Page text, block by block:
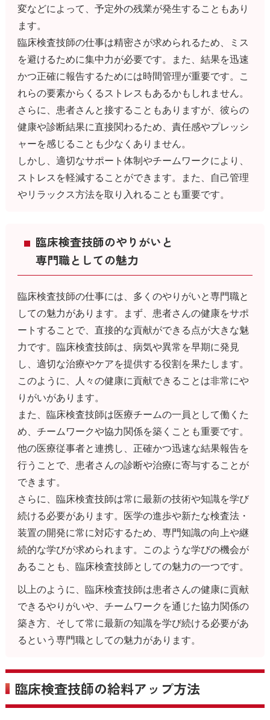
変などによって、予定外の残業が発生することもあり
ます。
臨床検査技師の仕事は精密さが求められるため、ミス
を避けるために集中力が必要です。また、結果を迅速
かつ正確に報告するためには時間管理が重要です。こ
れらの要素からくるストレスもあるかもしれません。
さらに、患者さんと接することもありますが、彼らの
健康や診断結果に直接関わるため、責任感やプレッシ
ャーを感じることも少なくありません。
しかし、適切なサポート体制やチームワークにより、
ストレスを軽減することができます。また、自己管理
やリラックス方法を取り入れることも重要です。
臨床検査技師のやりがいと
専門職としての魅力
臨床検査技師の仕事には、多くのやりがいと専門職と
しての魅力があります。まず、患者さんの健康をサポ
ートすることで、直接的な貢献ができる点が大きな魅
力です。臨床検査技師は、病気や異常を早期に発見
し、適切な治療やケアを提供する役割を果たします。
このように、人々の健康に貢献できることは非常にや
りがいがあります。
また、臨床検査技師は医療チームの一員として働くた
め、チームワークや協力関係を築くことも重要です。
他の医療従事者と連携し、正確かつ迅速な結果報告を
行うことで、患者さんの診断や治療に寄与することが
できます。
さらに、臨床検査技師は常に最新の技術や知識を学び
続ける必要があります。医学の進歩や新たな検査法・
装置の開発に常に対応するため、専門知識の向上や継
続的な学びが求められます。このような学びの機会が
あることも、臨床検査技師としての魅力の一つです。
以上のように、臨床検査技師は患者さんの健康に貢献
できるやりがいや、チームワークを通じた協力関係の
築き方、そして常に最新の知識を学び続ける必要があ
るという専門職としての魅力があります。
臨床検査技師の給料アップ方法